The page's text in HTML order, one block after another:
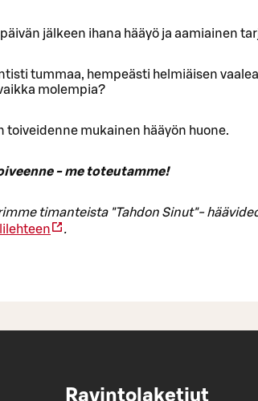
jälkeen ihana hääyö ja aamiainen
tummaa, hempeästi helmiäisen
molempia?
toiveidenne mukainen hääyön huone.
- me toteutamme!
timanteista "Tahdon Sinut"-
.
Ravintolaketjut